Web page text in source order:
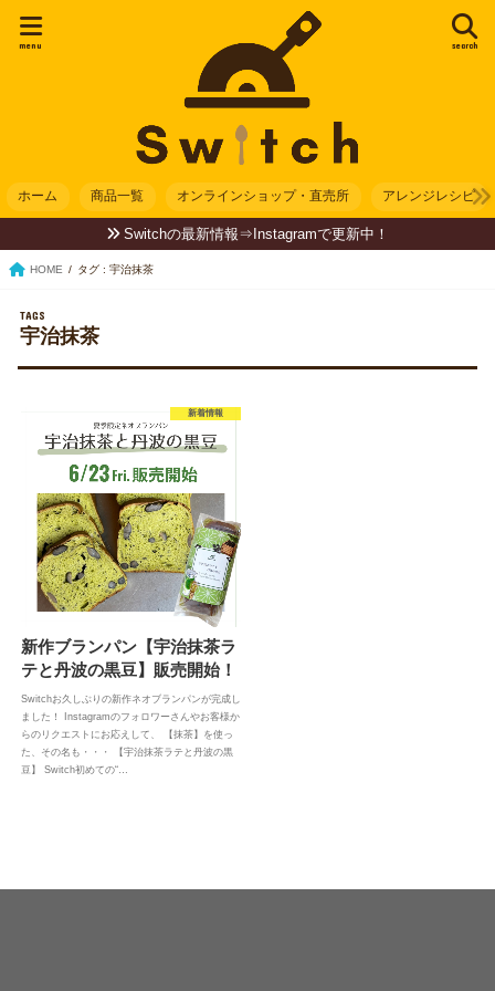
search
menu
ホーム 商品一覧 オンラインショップ・直売所 アレンジレシピ
Switchの最新情報⇒Instagramで更新中！
HOME タグ : 宇治抹茶
宇治抹茶
新着情報
新作ブランパン【宇治抹茶ラ
テと丹波の黒豆】販売開始！
Switchお久しぶりの新作ネオブランパンが完成し
ました！ Instagramのフォロワーさんやお客様か
らのリクエストにお応えして、 【抹茶】を使っ
た、その名も・・・ 【宇治抹茶ラテと丹波の黒
豆】 Switch初めての“…